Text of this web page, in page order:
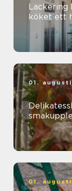
Lackering
köket ett
01.
01.